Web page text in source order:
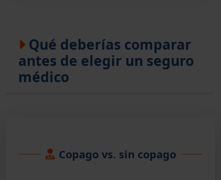
Qué deberías comparar
antes de elegir un seguro
médico
Copago vs. sin copago